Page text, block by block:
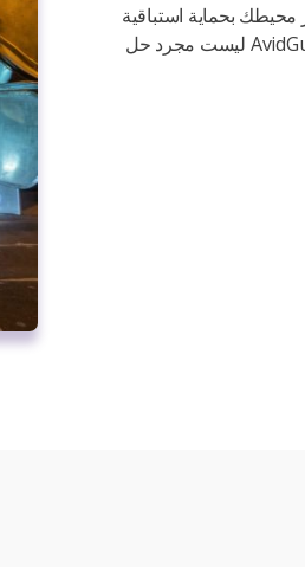
بحماية استباقية
واكتشاف ذكي ودمج سلس للمنظومة في حياتك اليومية، AvidGuard ليست مجرد حل